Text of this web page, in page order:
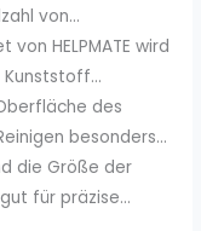
von...
von HELPMATE wird
des
besonders...
die Größe der
für präzise...